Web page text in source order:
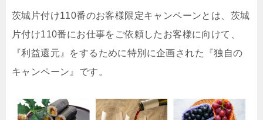
茨城片付け110番のお客様限定キャンペーンとは、茨城
片付け110番にお仕事をご依頼したお客様に向けて、
『利益還元』をするために特別に企画された『独自の
キャンペーン』です。